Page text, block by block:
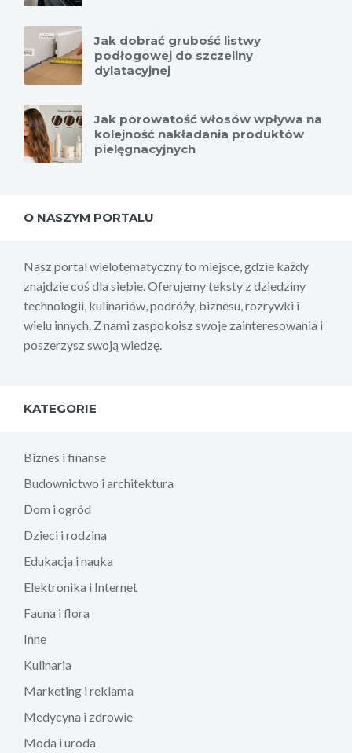
Jak dobrać grubość listwy
podłogowej do szczeliny
dylatacyjnej
Jak porowatość włosów wpływa na
kolejność nakładania produktów
pielęgnacyjnych
O NASZYM PORTALU
Nasz portal wielotematyczny to miejsce, gdzie każdy
znajdzie coś dla siebie. Oferujemy teksty z dziedziny
technologii, kulinariów, podróży, biznesu, rozrywki i
wielu innych. Z nami zaspokoisz swoje zainteresowania i
poszerzysz swoją wiedzę.
KATEGORIE
Biznes i finanse
Budownictwo i architektura
Dom i ogród
Dzieci i rodzina
Edukacja i nauka
Elektronika i Internet
Fauna i flora
Inne
Kulinaria
Marketing i reklama
Medycyna i zdrowie
Moda i uroda